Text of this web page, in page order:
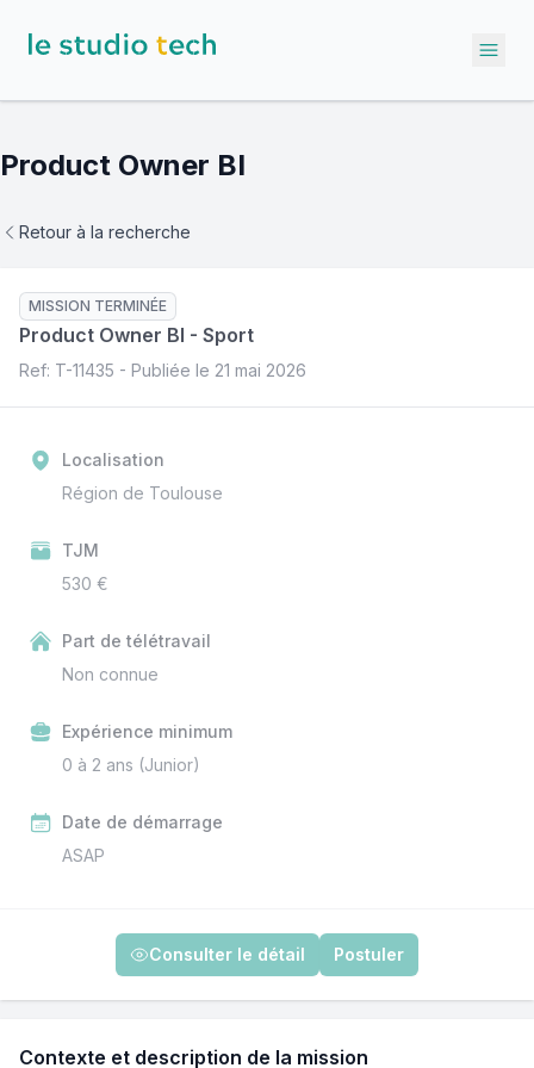
Product Owner BI
Retour à la recherche
Product Owner BI - Sport
MISSION TERMINÉE
Ref: T-11435 - Publiée le 21 mai 2026
Localisation
Région de Toulouse
TJM
530 €
Part de télétravail
Non connue
Expérience minimum
0 à 2 ans (Junior)
Date de démarrage
ASAP
Consulter le détail Postuler
Contexte et description de la mission